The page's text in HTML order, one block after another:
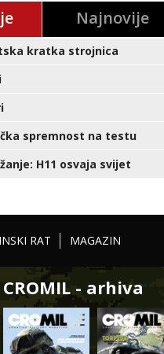
Najnovije
kratka strojnica
spremnost na testu
H11 osvaja svijet
RAT MAGAZIN
CROMIL - arhiva